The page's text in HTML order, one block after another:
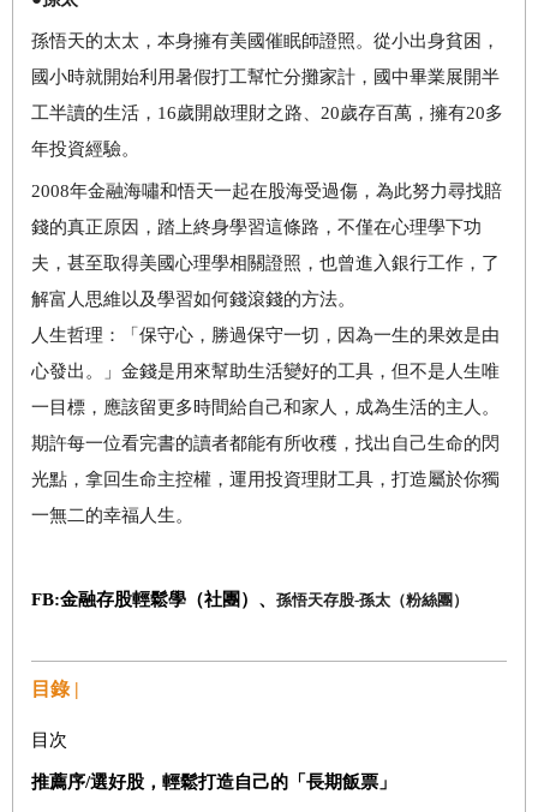
孫悟天的太太，本身擁有美國催眠師證照。從小出身貧困，
國小時就開始利用暑假打工幫忙分攤家計，國中畢業展開半
工半讀的生活，16歲開啟理財之路、20歲存百萬，擁有20多
年投資經驗。
2008年金融海嘯和悟天一起在股海受過傷，為此努力尋找賠
錢的真正原因，踏上終身學習這條路，不僅在心理學下功
夫，甚至取得美國心理學相關證照，也曾進入銀行工作，了
解富人思維以及學習如何錢滾錢的方法。
人生哲理：「保守心，勝過保守一切，因為一生的果效是由
心發出。」金錢是用來幫助生活變好的工具，但不是人生唯
一目標，應該留更多時間給自己和家人，成為生活的主人。
期許每一位看完書的讀者都能有所收穫，找出自己生命的閃
光點，拿回生命主控權，運用投資理財工具，打造屬於你獨
一無二的幸福人生。
FB:金融存股輕鬆學（社團）、 孫悟天存股-孫太（粉絲團）
目錄 |
目次
推薦序/選好股，輕鬆打造自己的「長期飯票」